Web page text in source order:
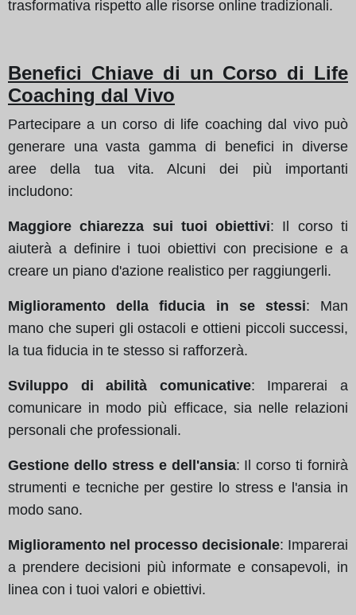
trasformativa rispetto alle risorse online tradizionali.
Benefici Chiave di un Corso di Life
Coaching dal Vivo
Partecipare a un corso di life coaching dal vivo può
generare una vasta gamma di benefici in diverse
aree della tua vita. Alcuni dei più importanti
includono:
Maggiore chiarezza sui tuoi obiettivi: Il corso ti
aiuterà a definire i tuoi obiettivi con precisione e a
creare un piano d'azione realistico per raggiungerli.
Miglioramento della fiducia in se stessi: Man
mano che superi gli ostacoli e ottieni piccoli successi,
la tua fiducia in te stesso si rafforzerà.
Sviluppo di abilità comunicative: Imparerai a
comunicare in modo più efficace, sia nelle relazioni
personali che professionali.
Gestione dello stress e dell'ansia: Il corso ti fornirà
strumenti e tecniche per gestire lo stress e l'ansia in
modo sano.
Miglioramento nel processo decisionale: Imparerai
a prendere decisioni più informate e consapevoli, in
linea con i tuoi valori e obiettivi.